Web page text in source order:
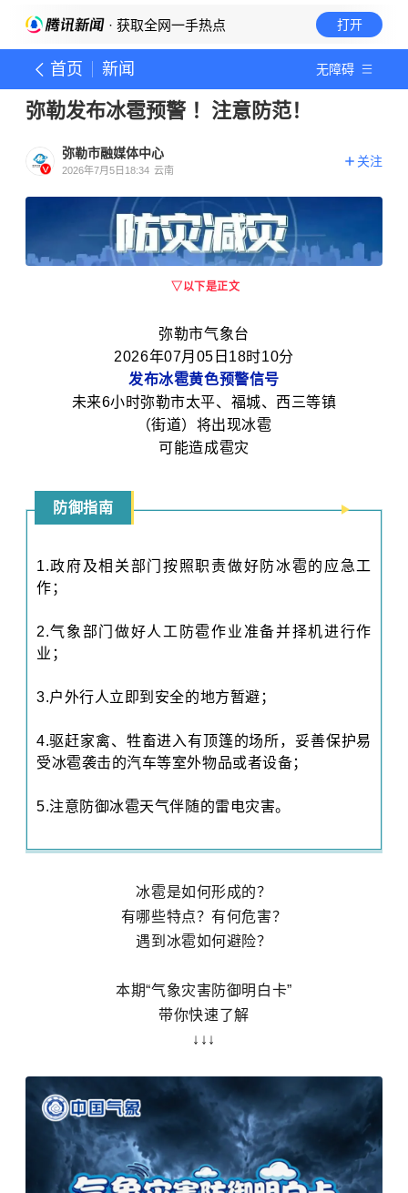
· 获取全网一手热点 打开
首页 新闻 无障碍
弥勒发布冰雹预警 ！注意防范！
弥勒市融媒体中心
2026年7月5日18:34 云南
关注
▽以下是正文
弥勒市气象台
2026年07月05日18时10分
发布冰雹黄色预警信号
未来6小时弥勒市太平、福城、西三等镇
（街道）将出现冰雹
可能造成雹灾
防御指南
1.政府及相关部门按照职责做好防冰雹的应急工
作；
2.气象部门做好人工防雹作业准备并择机进行作
业；
3.户外行人立即到安全的地方暂避；
4.驱赶家禽、牲畜进入有顶篷的场所，妥善保护易
受冰雹袭击的汽车等室外物品或者设备；
5.注意防御冰雹天气伴随的雷电灾害。
冰雹是如何形成的？
有哪些特点？有何危害？
遇到冰雹如何避险？
本期“气象灾害防御明白卡”
带你快速了解
↓↓↓